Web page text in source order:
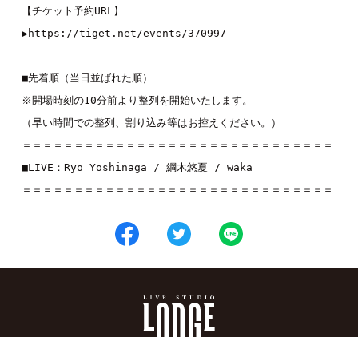
【チケット予約URL】
▶︎https://tiget.net/events/370997
■先着順（当日並ばれた順）
※開場時刻の10分前より整列を開始いたします。
（早い時間での整列、割り込み等はお控えください。）
＝＝＝＝＝＝＝＝＝＝＝＝＝＝＝＝＝＝＝＝＝＝＝＝＝＝＝＝＝＝
■LIVE： Ryo Yoshinaga / 綱木悠夏 / waka
＝＝＝＝＝＝＝＝＝＝＝＝＝＝＝＝＝＝＝＝＝＝＝＝＝＝＝＝＝＝